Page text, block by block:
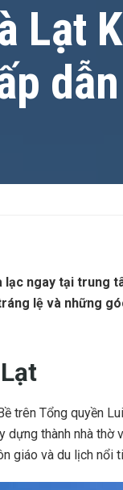
Lạt
dẫn
ngay tại trung
lệ và những
trên Tổng quyền
dựng thành nhà thờ
giáo và du lịch nổi